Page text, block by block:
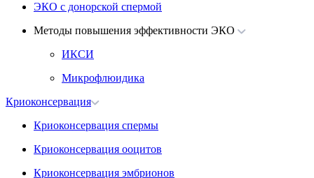
ЭКО с донорской спермой
Методы повышения эффективности ЭКО
ИКСИ
Микрофлюидика
Криоконсервация
Криоконсервация спермы
Криоконсервация ооцитов
Криоконсервация эмбрионов